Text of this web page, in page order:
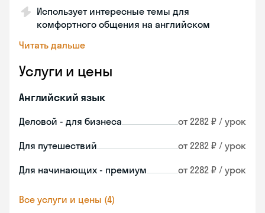
Использует интересные темы для
комфортного общения на английском
Читать дальше
Услуги и цены
Английский язык
Деловой - для бизнеса от 2282 ₽ / урок
Для путешествий от 2282 ₽ / урок
Для начинающих - премиум от 2282 ₽ / урок
Все услуги и цены (4)